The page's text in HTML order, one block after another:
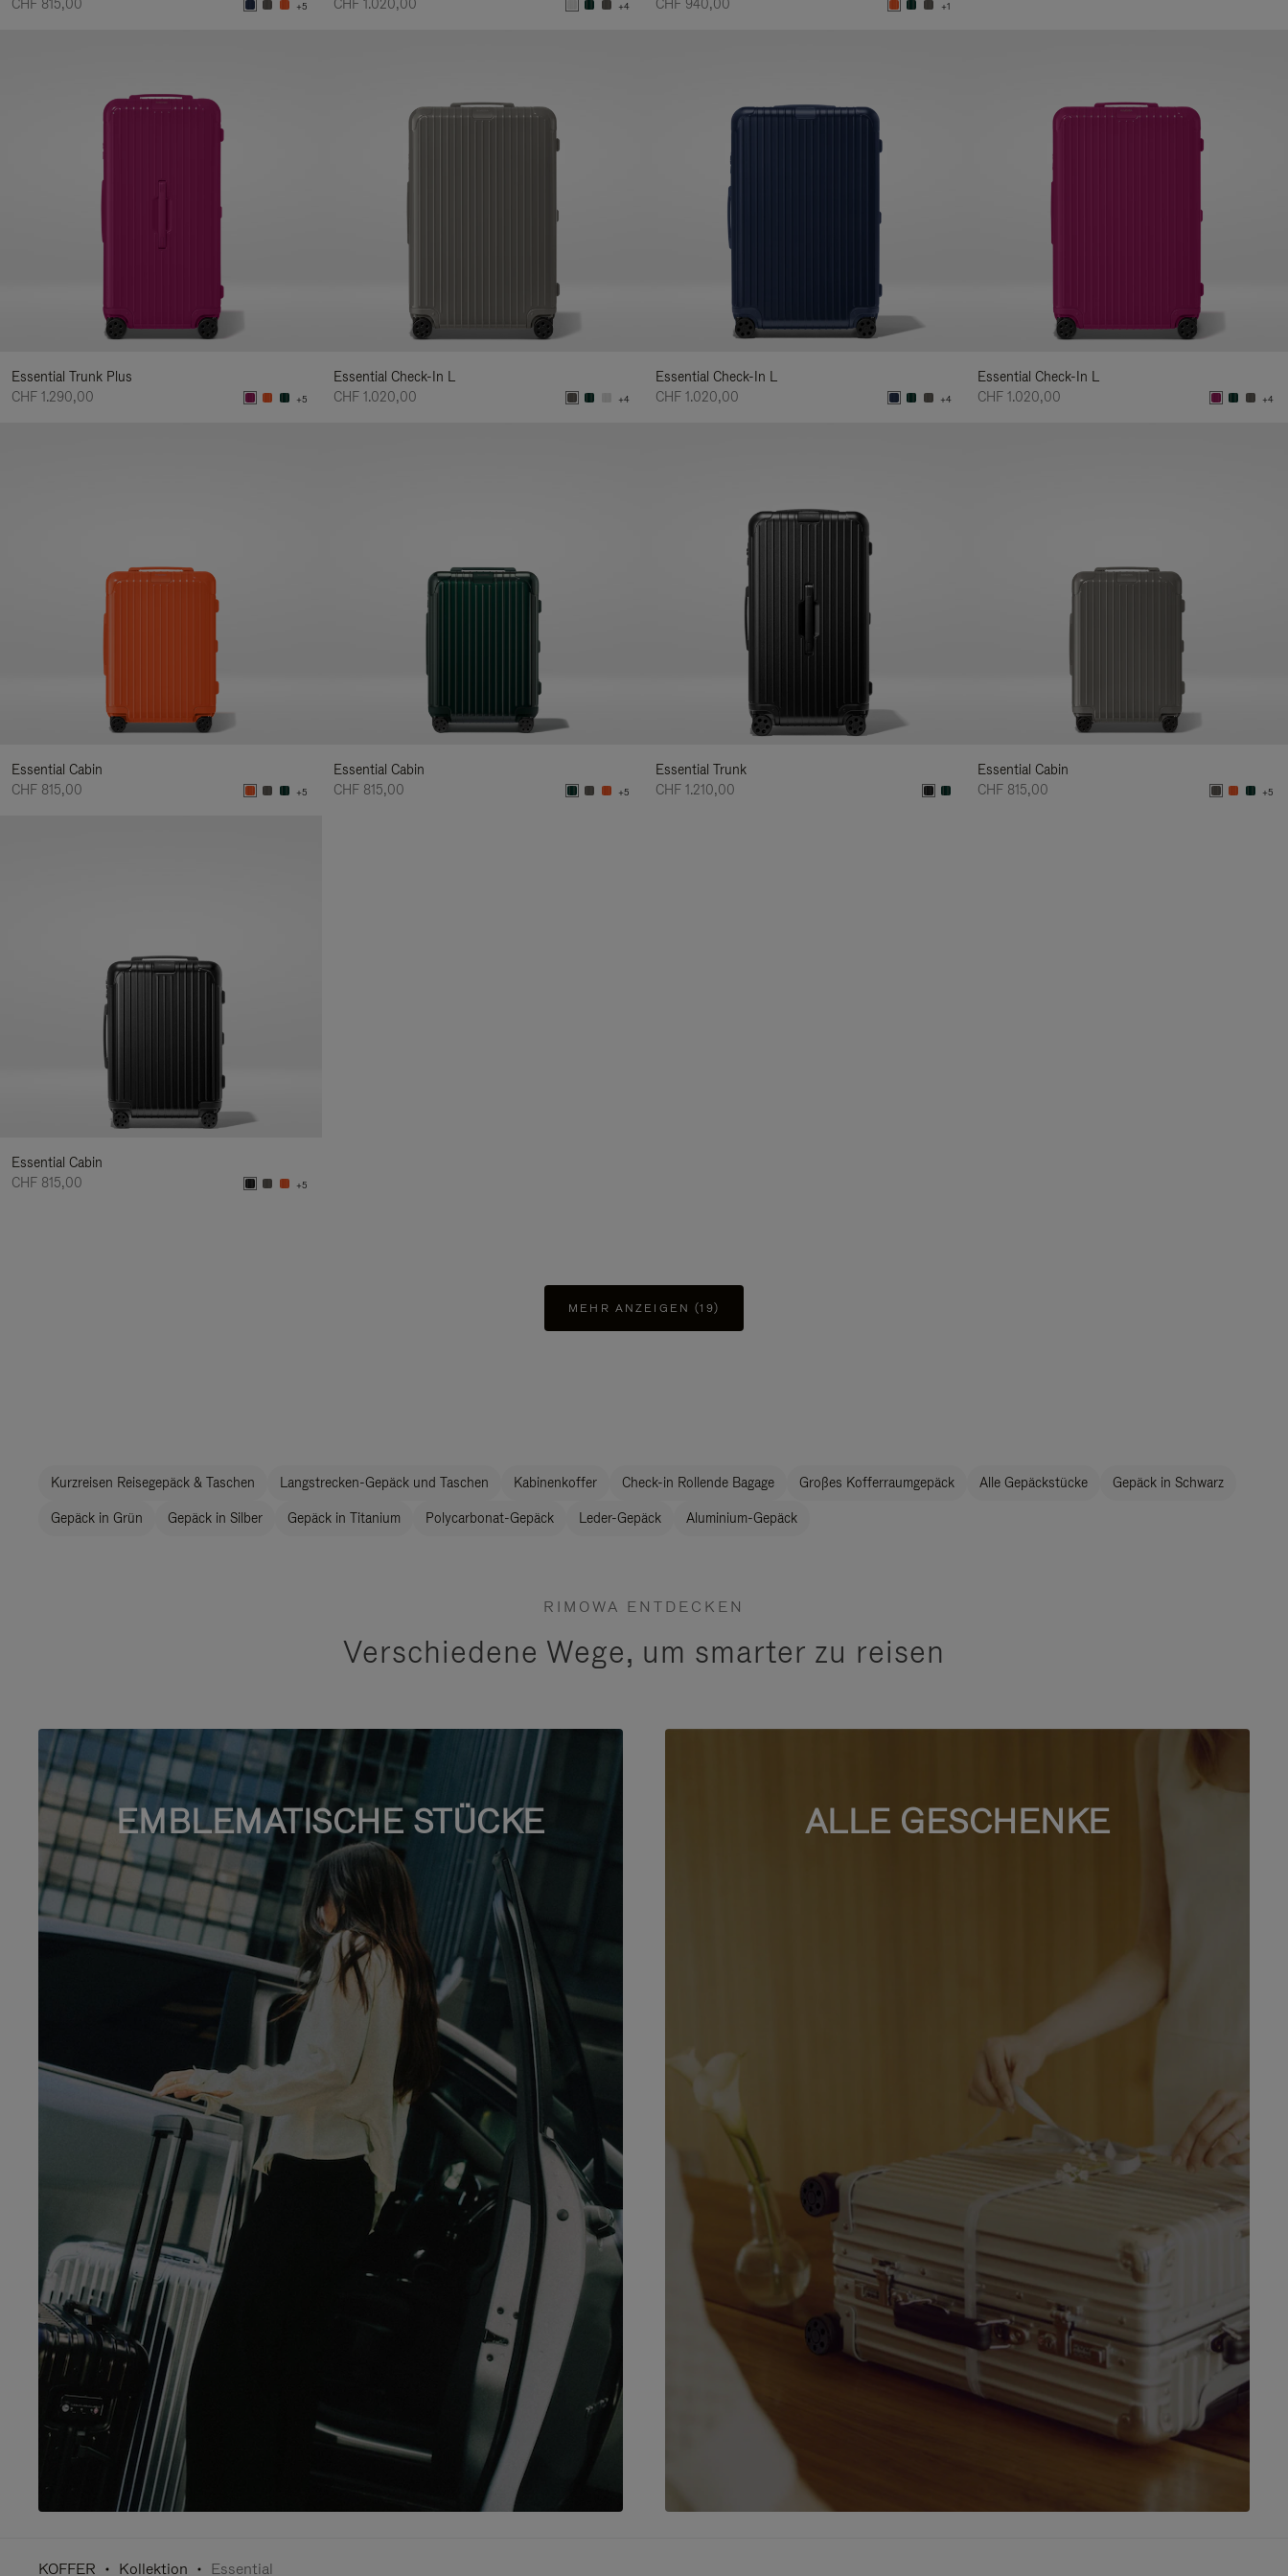
CHF 815,00
+5
CHF 1.020,00
+4
CHF 940,00
+1
Essential Trunk Plus
CHF 1.290,00
+5
Essential Check-In L
CHF 1.020,00
+4
Essential Check-In L
CHF 1.020,00
+4
Essential Check-In L
CHF 1.020,00
+4
Essential Cabin
CHF 815,00
+5
Essential Cabin
CHF 815,00
+5
Essential Trunk
CHF 1.210,00
Essential Cabin
CHF 815,00
+5
Essential Cabin
CHF 815,00
+5
MEHR ANZEIGEN (19)
Kurzreisen Reisegepäck & Taschen Langstrecken-Gepäck und Taschen Kabinenkoffer Check-in Rollende Bagage Großes Kofferraumgepäck Alle Gepäckstücke Gepäck in Schwarz
Gepäck in Grün Gepäck in Silber Gepäck in Titanium Polycarbonat-Gepäck Leder-Gepäck Aluminium-Gepäck
RIMOWA ENTDECKEN
Verschiedene Wege, um smarter zu reisen
EMBLEMATISCHE STÜCKE ALLE GESCHENKE
KOFFER Kollektion Essential